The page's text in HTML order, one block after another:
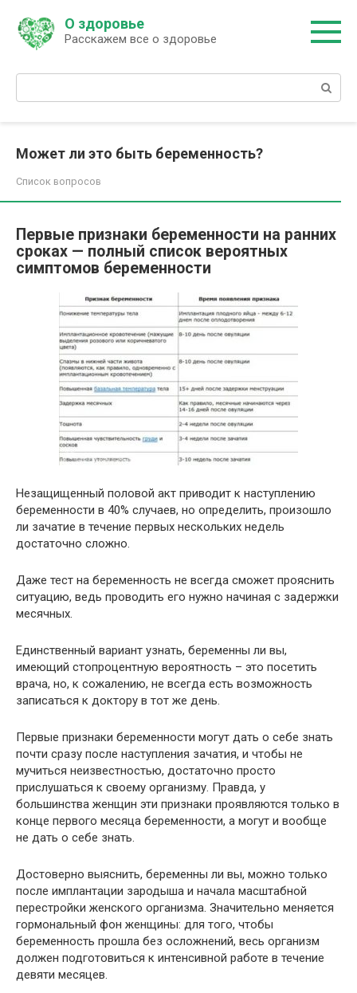
контенту
О здоровье
Расскажем все о здоровье
Поиск:
Может ли это быть беременность?
Список вопросов
Первые признаки беременности на ранних
сроках — полный список вероятных
симптомов беременности
Незащищенный половой акт приводит к наступлению
беременности в 40% случаев, но определить, произошло
ли зачатие в течение первых нескольких недель
достаточно сложно.
Даже тест на беременность не всегда сможет прояснить
ситуацию, ведь проводить его нужно начиная с задержки
месячных.
Единственный вариант узнать, беременны ли вы,
имеющий стопроцентную вероятность – это посетить
врача, но, к сожалению, не всегда есть возможность
записаться к доктору в тот же день.
Первые признаки беременности могут дать о себе знать
почти сразу после наступления зачатия, и чтобы не
мучиться неизвестностью, достаточно просто
прислушаться к своему организму. Правда, у
большинства женщин эти признаки проявляются только в
конце первого месяца беременности, а могут и вообще
не дать о себе знать.
Достоверно выяснить, беременны ли вы, можно только
после имплантации зародыша и начала масштабной
перестройки женского организма. Значительно меняется
гормональный фон женщины: для того, чтобы
беременность прошла без осложнений, весь организм
должен подготовиться к интенсивной работе в течение
девяти месяцев.